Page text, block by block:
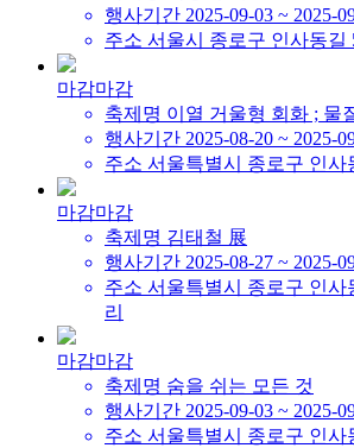
행사기간 2025-09-03 ~ 2025-
주소 서울시 종로구 인사동길
마감마감
축제명 이열 거울형 회화 ; 물
행사기간 2025-08-20 ~ 2025-
주소 서울특별시 종로구 인사
마감마감
축제명 김태철 展
행사기간 2025-08-27 ~ 2025-
주소 서울특별시 종로구 인사
리
마감마감
축제명 숨을 쉬는 모든 것
행사기간 2025-09-03 ~ 2025-
주소 서울특별시 종로구 인사